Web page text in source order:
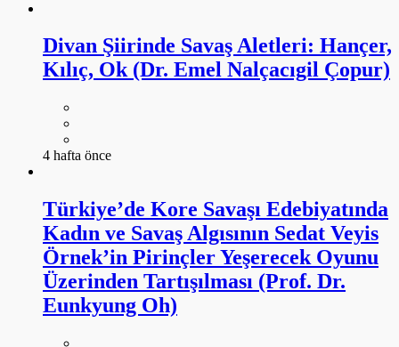
Divan Şiirinde Savaş Aletleri: Hançer,
Kılıç, Ok (Dr. Emel Nalçacıgil Çopur)
4 hafta önce
Türkiye’de Kore Savaşı Edebiyatında
Kadın ve Savaş Algısının Sedat Veyis
Örnek’in Pirinçler Yeşerecek Oyunu
Üzerinden Tartışılması (Prof. Dr.
Eunkyung Oh)